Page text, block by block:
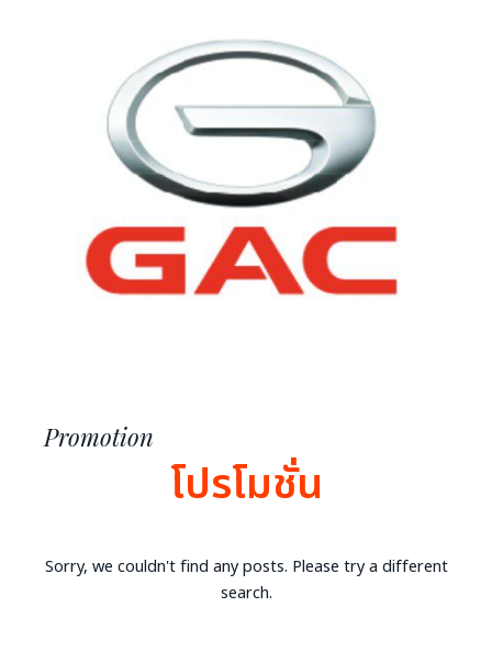
Promotion
โปรโมชั่น
Sorry, we couldn't find any posts. Please try a different
search.